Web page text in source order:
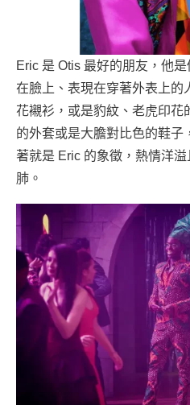
Eric 是 Otis 最好的朋友，他
在臉上、表現在穿著外表上的
花襯衫，或是豹紋、老虎印花
的外套或是大膽對比色的鞋子
著就是 Eric 的象徵，熱情洋
肺。